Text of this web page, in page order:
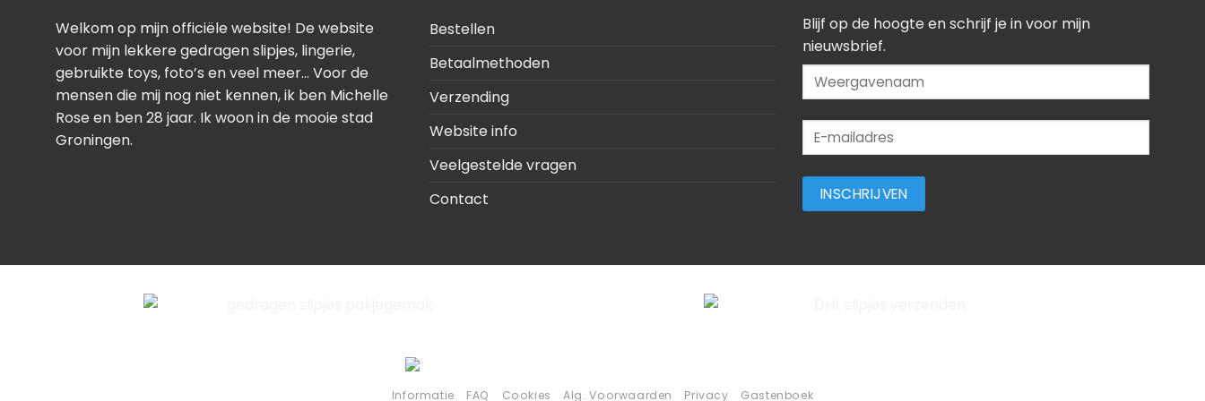
Welkom op mijn officiële website! De website
voor mijn lekkere gedragen slipjes, lingerie,
gebruikte toys, foto’s en veel meer… Voor de
mensen die mij nog niet kennen, ik ben Michelle
Rose en ben 28 jaar. Ik woon in de mooie stad
Groningen.
Bestellen
Betaalmethoden
Verzending
Website info
Veelgestelde vragen
Contact
Blijf op de hoogte en schrijf je in voor mijn
nieuwsbrief.
Informatie FAQ Cookies Alg. Voorwaarden Privacy Gastenboek